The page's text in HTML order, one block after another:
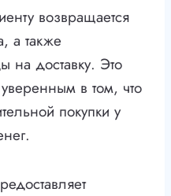
возвращается
а также
на доставку. Это
в том, что
покупки у